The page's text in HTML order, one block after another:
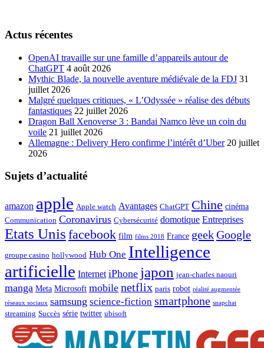
Actus récentes
OpenAI travaille sur une famille d’appareils autour de
ChatGPT 4 août 2026
Mythic Blade, la nouvelle aventure médiévale de la FDJ 31
juillet 2026
Malgré quelques critiques, « L’Odyssée » réalise des débuts
fantastiques 22 juillet 2026
Dragon Ball Xenoverse 3 : Bandai Namco lève un coin du
voile 21 juillet 2026
Allemagne : Delivery Hero confirme l’intérêt d’Uber 20 juillet
2026
Sujets d’actualité
amazon apple Apple watch Avantages ChatGPT Chine cinéma
Communication Coronavirus Cybersécurité domotique Entreprises
Etats Unis facebook film films 2018 France geekGoogle
groupe casino hollywood Hub One Intelligence
artificielle Internet iPhone japon jean-charles naouri
manga Meta Microsoft mobile netflix paris robot réalité augmentée
réseaux sociaux samsung science-fiction smartphone snapchat
streaming Succès série twitter ubisoft